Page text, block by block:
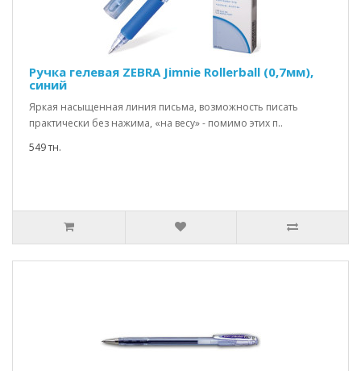
Ручка гелевая ZEBRA Jimnie Rollerball (0,7мм),
синий
Яркая насыщенная линия письма, возможность писать
практически без нажима, «на весу» - помимо этих п..
549 тн.